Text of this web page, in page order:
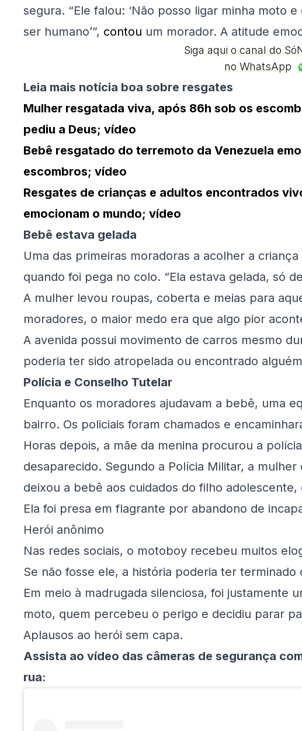
segura. “Ele falou: ‘Não posso ligar minha moto
ser humano’”, contou um morador. A atitude
Siga aqui o canal do
no WhatsApp
Leia mais notícia boa sobre resgates
Mulher resgatada viva, após 86h sob os
pediu a Deus; vídeo
Bebê resgatado do terremoto da Venezuela
escombros; vídeo
Resgates de crianças e adultos encontrados
emocionam o mundo; vídeo
Bebê estava gelada
Uma das primeiras moradoras a acolher a
quando foi pega no colo. “Ela estava gelada, só
A mulher levou roupas, coberta e meias para
moradores, o maior medo era que algo pior
A avenida possui movimento de carros mesmo
poderia ter sido atropelada ou encontrado
Polícia e Conselho Tutelar
Enquanto os moradores ajudavam a bebê, uma
bairro. Os policiais foram chamados e
Horas depois, a mãe da menina procurou a
desaparecido. Segundo a Polícia Militar, a
deixou a bebê aos cuidados do filho adolescente,
Ela foi presa em flagrante por abandono de
Herói anônimo
Nas redes sociais, o motoboy recebeu muitos
Se não fosse ele, a história poderia ter
Em meio à madrugada silenciosa, foi justamente
moto, quem percebeu o perigo e decidiu parar
Aplausos ao herói sem capa.
Assista ao vídeo das câmeras de segurança
rua: